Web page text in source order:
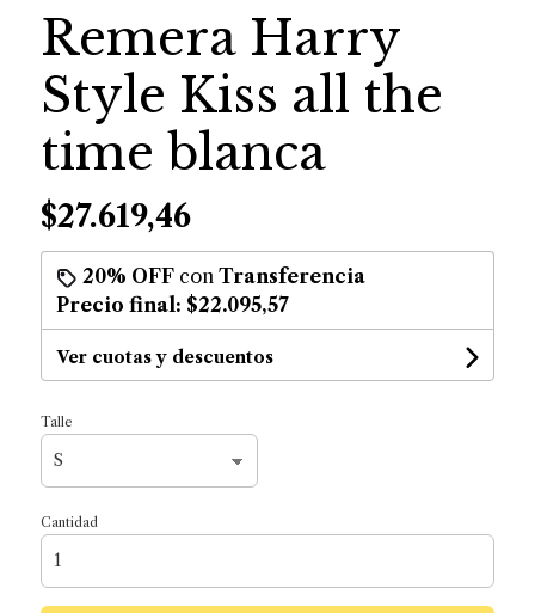
Remera Harry
Style Kiss all the
time blanca
$27.619,46
20% OFFcon Transferencia
Precio final: $22.095,57
Ver cuotas y descuentos
Talle
Cantidad